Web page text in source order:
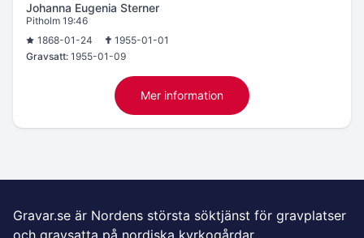
Johanna Eugenia Sterner
Pitholm 19:46
1868-01-24
1955-01-01
Gravsatt: 1955-01-09
Mer information
Gravar.se är Nordens största söktjänst för gravplatser
och gravsatta på nordiska kyrkogårdar.